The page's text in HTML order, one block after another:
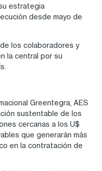
estrategia
desde mayo de
los colaboradores y
la central por su
Greentegra, AES
sustentable de los
cercanas a los U$
que generarán más
en la contratación de